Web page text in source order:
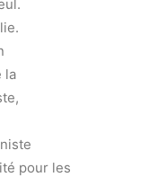
la
pour les